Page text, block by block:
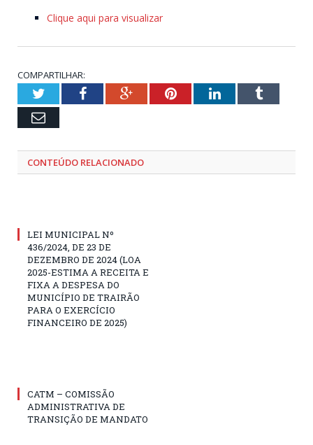
Clique aqui para visualizar
COMPARTILHAR:
TwitterFacebookGoogle+PinterestLinkedInTumblr
Email
CONTEÚDO RELACIONADO
LEI MUNICIPAL Nº
436/2024, DE 23 DE
DEZEMBRO DE 2024 (LOA
2025-ESTIMA A RECEITA E
FIXA A DESPESA DO
MUNICÍPIO DE TRAIRÃO
PARA O EXERCÍCIO
FINANCEIRO DE 2025)
CATM – COMISSÃO
ADMINISTRATIVA DE
TRANSIÇÃO DE MANDATO